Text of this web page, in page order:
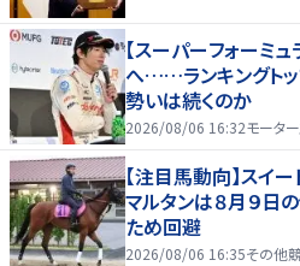
【スーパーフォーミ
へ……ランキングト
勢いは続くのか
2026/08/06 16:32モータ
【注目馬動向】スイ
マルタンは８月９日
ため回避
2026/08/06 16:35その他